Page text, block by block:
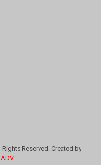
Reserved. Created by